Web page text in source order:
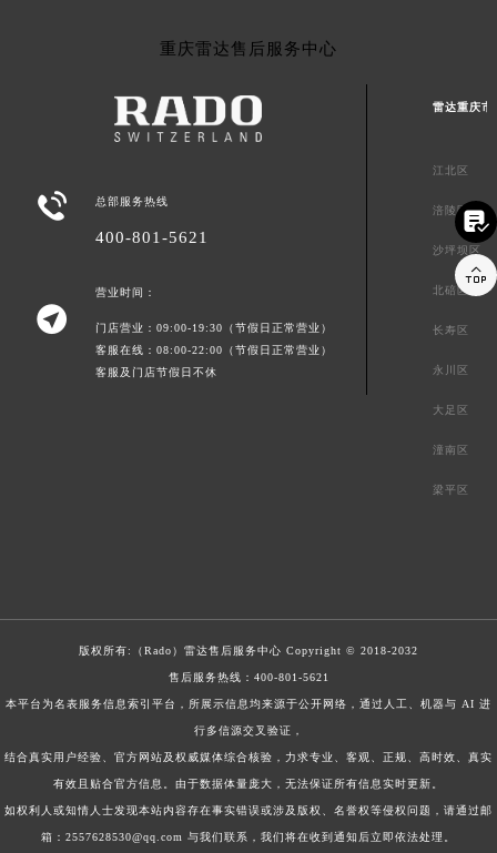
重庆雷达售后服务中心
 总部服务热线
400-801-5621

营业时间：
门店营业：09:00-19:30（节假日正常营业）
客服在线：08:00-22:00（节假日正常营业）
客服及门店节假日不休
雷达重庆市
江北区
涪陵区
沙坪坝区
北碚区
长寿区
永川区
大足区
潼南区
梁平区
版权所有:（Rado） 雷达售后服务中心 Copyright © 2018-2032
售后服务热线： 400-801-5621
本平台为名表服务信息索引平台，所展示信息均来源于公开网络，通过人工、机器与 AI 进
行多信源交叉验证，
结合真实用户经验、官方网站及权威媒体综合核验，力求专业、客观、正规、高时效、真实
有效且贴合官方信息。由于数据体量庞大，无法保证所有信息实时更新。
如权利人或知情人士发现本站内容存在事实错误或涉及版权、名誉权等侵权问题，请通过邮
箱：2557628530@qq.com 与我们联系，我们将在收到通知后立即依法处理。

